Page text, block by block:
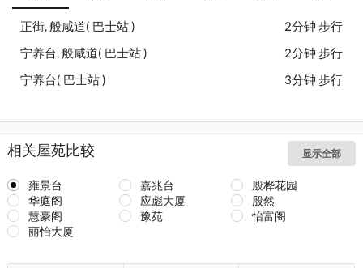
正街, 般咸道( 巴士站 )
2分钟 步行
宁养台, 般咸道( 巴士站 )
2分钟 步行
宁养台( 巴士站 )
3分钟 步行
相关屋苑比较 显示全部
雍景台 嘉兆台
殷桦花园
华庭阁
应彪大厦
殷然
慧豪阁
豫苑
怡富阁
丽怡大厦